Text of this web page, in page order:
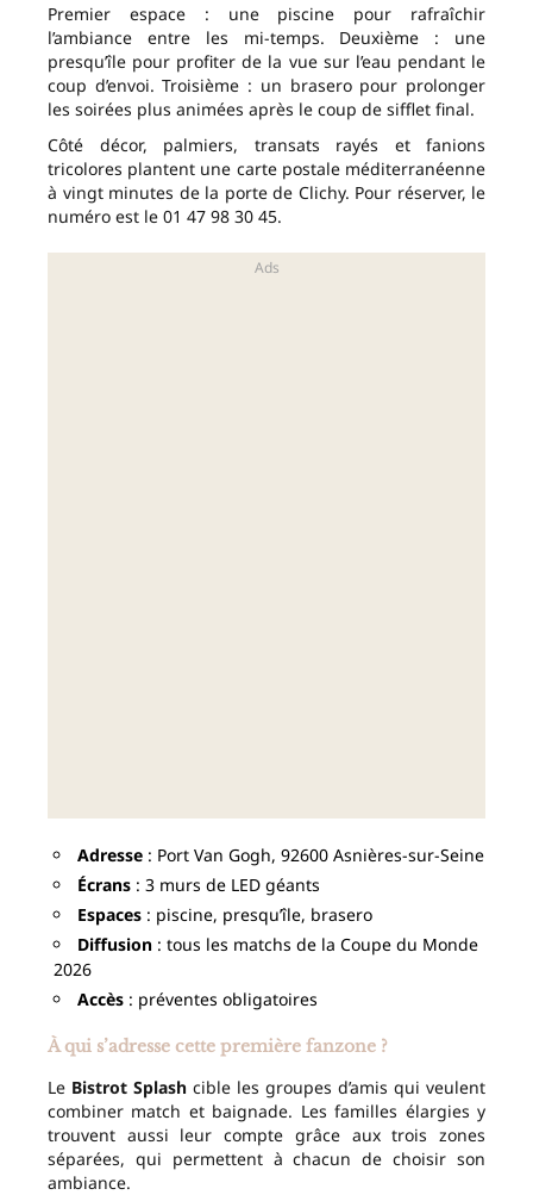
Premier espace : une piscine pour rafraîchir
l’ambiance entre les mi-temps. Deuxième : une
presqu’île pour profiter de la vue sur l’eau pendant le
coup d’envoi. Troisième : un brasero pour prolonger
les soirées plus animées après le coup de sifflet final.
Côté décor, palmiers, transats rayés et fanions
tricolores plantent une carte postale méditerranéenne
à vingt minutes de la porte de Clichy. Pour réserver, le
numéro est le 01 47 98 30 45.
Adresse : Port Van Gogh, 92600 Asnières-sur-Seine
Écrans : 3 murs de LED géants
Espaces : piscine, presqu’île, brasero
Diffusion : tous les matchs de la Coupe du Monde
2026
Accès : préventes obligatoires
À qui s’adresse cette première fanzone ?
Le Bistrot Splash cible les groupes d’amis qui veulent
combiner match et baignade. Les familles élargies y
trouvent aussi leur compte grâce aux trois zones
séparées, qui permettent à chacun de choisir son
ambiance.